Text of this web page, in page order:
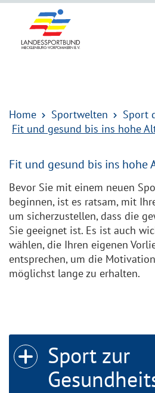
Home Sportwelten
Sport
Fit und gesund bis ins hohe
Fit und gesund bis ins hohe
Bevor Sie mit einem neuen
beginnen, ist es ratsam, mit
um sicherzustellen, dass die
Sie geeignet ist. Es ist auch
wählen, die Ihren eigenen
entsprechen, um die
möglichst lange zu erhalten.
Sport zur
Icon zum oeffnen/schliessen
Icon zum oeffnen/schliessen
Icon zum oeffnen/schliessen
Icon zum oeffnen/schliessen